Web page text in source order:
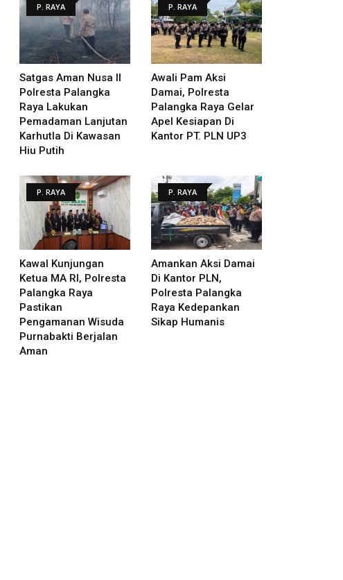
P. RAYA
Satgas Aman Nusa II
Polresta Palangka
Raya Lakukan
Pemadaman Lanjutan
Karhutla Di Kawasan
Hiu Putih
P. RAYA
Awali Pam Aksi
Damai, Polresta
Palangka Raya Gelar
Apel Kesiapan Di
Kantor PT. PLN UP3
P. RAYA
Kawal Kunjungan
Ketua MA RI, Polresta
Palangka Raya
Pastikan
Pengamanan Wisuda
Purnabakti Berjalan
Aman
P. RAYA
Amankan Aksi Damai
Di Kantor PLN,
Polresta Palangka
Raya Kedepankan
Sikap Humanis